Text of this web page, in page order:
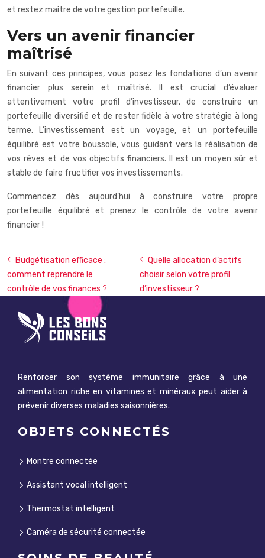
et restez maitre de votre gestion portefeuille.
Vers un avenir financier
maîtrisé
En suivant ces principes, vous posez les fondations d’un avenir
financier plus serein et maîtrisé. Il est crucial d’évaluer
attentivement votre profil d’investisseur, de construire un
portefeuille diversifié et de rester fidèle à votre stratégie à long
terme. L’investissement est un voyage, et un portefeuille
équilibré est votre boussole, vous guidant vers la réalisation de
vos rêves et de vos objectifs financiers. Il est un moyen sûr et
stable de faire fructifier vos investissements.
Commencez dès aujourd’hui à construire votre propre
portefeuille équilibré et prenez le contrôle de votre avenir
financier !
Budgétisation efficace :
comment reprendre le
contrôle de vos finances ?
Quelle allocation d’actifs
choisir selon votre profil
d’investisseur ?
Renforcer son système immunitaire grâce à une
alimentation riche en vitamines et minéraux peut aider à
prévenir diverses maladies saisonnières.
OBJETS CONNECTÉS
Montre connectée
Assistant vocal intelligent
Thermostat intelligent
Caméra de sécurité connectée